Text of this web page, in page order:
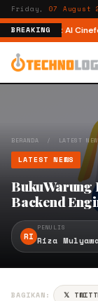
Friday, 07 August
BREAKING
AI lewat AI
BERANDA / LATEST
LATEST NEWS
BukuWarung
Backend
RI
PENULIS
Riza
BAGIKAN: 𝕏